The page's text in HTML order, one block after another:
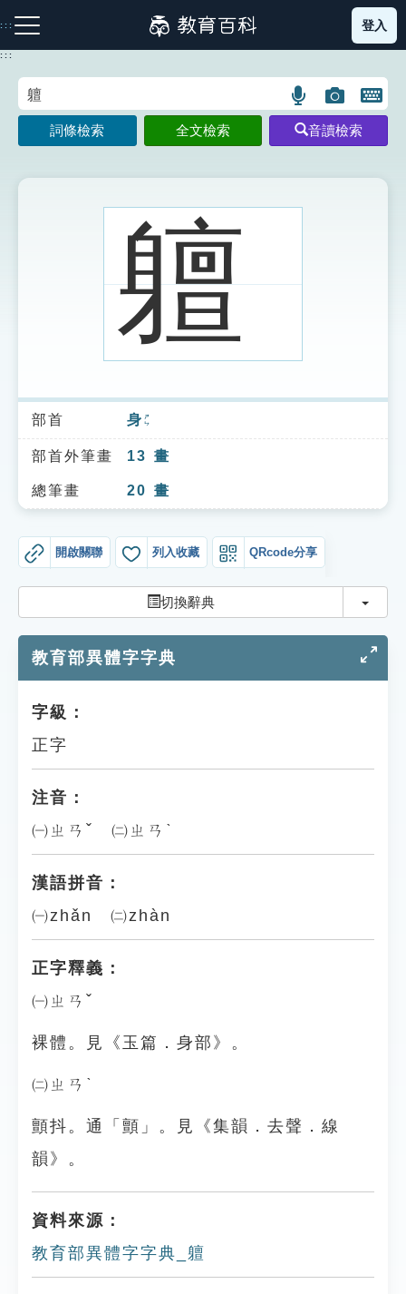
到
主
:::
注音索引圖示 筆畫索引圖示 部首索引表圖示
索引選單
知識索引
單字索引
貓頭鷹博士
登入
:::
語
言
搜
示
圖
片
搜
開
鍵
圖
詞條檢索 全文檢索 音讀檢索
䡀
部首 身 ㄕㄣ
部首外筆畫 13 畫
總筆畫 20 畫
開啟關聯 列入收藏 QRcode分享
切換辭典 切換
教育部異體字字典
字級：
正字
注音：
㈠ㄓㄢˇ ㈡ㄓㄢˋ
漢語拼音：
㈠zhǎn ㈡zhàn
正字釋義：
㈠ㄓㄢˇ
裸體。見《玉篇．身部》。
㈡ㄓㄢˋ
顫抖。通「顫」。見《集韻．去聲．線
韻》。
資料來源：
教育部異體字字典_䡀